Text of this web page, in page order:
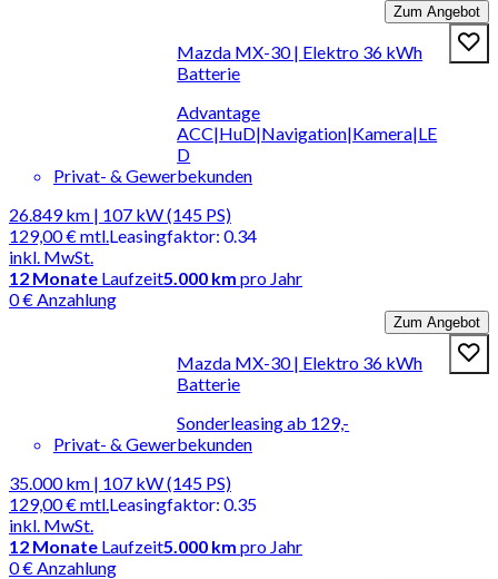
Zum Angebot
Mazda MX-30 | Elektro 36 kWh
Batterie
Advantage
ACC|HuD|Navigation|Kamera|LE
D
Privat- & Gewerbekunden
26.849 km | 107 kW (145 PS)
129,00 €mtl.
inkl. MwSt.
Leasingfaktor: 0.34
12 Monate Laufzeit5.000 km pro Jahr
0 € Anzahlung
Zum Angebot
Mazda MX-30 | Elektro 36 kWh
Batterie
Sonderleasing ab 129,-
Privat- & Gewerbekunden
35.000 km | 107 kW (145 PS)
129,00 €mtl.
inkl. MwSt.
Leasingfaktor: 0.35
12 Monate Laufzeit5.000 km pro Jahr
0 € Anzahlung